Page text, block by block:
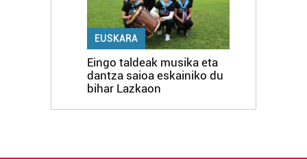
EUSKARA
Eingo taldeak musika eta
dantza saioa eskainiko du
bihar Lazkaon